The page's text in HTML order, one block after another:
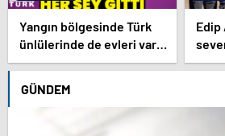
Yangın bölgesinde Türk
ünlülerinde de evleri var –
Magazin haberleri
Edip
GÜNDEM